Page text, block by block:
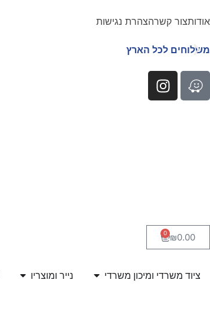
אודותצור קשרהצהרת נגישות
משלוחים לכל הארץ
₪0.00
0
ציוד משרדי ומיכון משרדי נייר ומוצריו